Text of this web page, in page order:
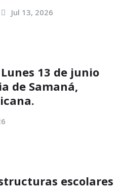
Jul 13, 2026
Lunes 13 de junio
de Samaná,
escolares